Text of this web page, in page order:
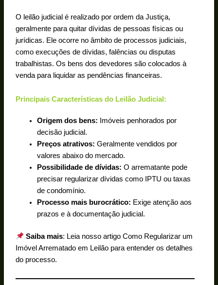
O leilão judicial é realizado por ordem da Justiça,
geralmente para quitar dívidas de pessoas físicas ou
jurídicas. Ele ocorre no âmbito de processos judiciais,
como execuções de dívidas, falências ou disputas
trabalhistas. Os bens dos devedores são colocados à
venda para liquidar as pendências financeiras.
Principais Características do Leilão Judicial:
Origem dos bens: Imóveis penhorados por
decisão judicial.
Preços atrativos: Geralmente vendidos por
valores abaixo do mercado.
Possibilidade de dívidas: O arrematante pode
precisar regularizar dívidas como IPTU ou taxas
de condomínio.
Processo mais burocrático: Exige atenção aos
prazos e à documentação judicial.
Saiba mais: Leia nosso artigo Como Regularizar um
Imóvel Arrematado em Leilão para entender os detalhes
do processo.